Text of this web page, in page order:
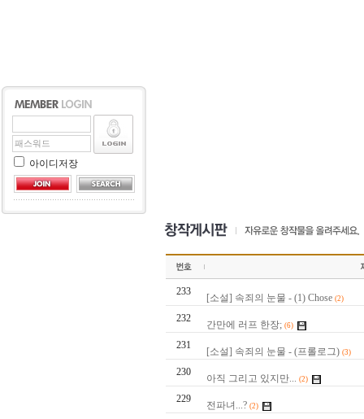
아이디저장
233
[소설] 속죄의 눈물 - (1) Chose (2)
232
간만에 러프 한장; (6)
231
[소설] 속죄의 눈물 - (프롤로그) (3)
230
아직 그리고 있지만... (2)
229
전파녀...? (2)